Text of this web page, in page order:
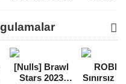
APK [v8.20]
[Nulls] Brawl
Stars 2023
Sınırsız